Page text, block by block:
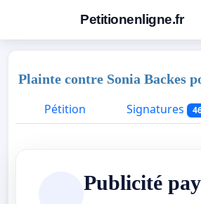
Petitionenligne.fr
Plainte contre Sonia Backes
Pétition
Signatures
Publicité